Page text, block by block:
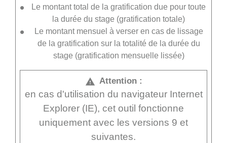
Le montant total de la gratification due pour toute
la durée du stage (gratification totale)
Le montant mensuel à verser en cas de lissage
de la gratification sur la totalité de la durée du
stage (gratification mensuelle lissée)
warning Attention :
en cas d'utilisation du navigateur Internet
Explorer (IE), cet outil fonctionne
uniquement avec les versions 9 et
suivantes.